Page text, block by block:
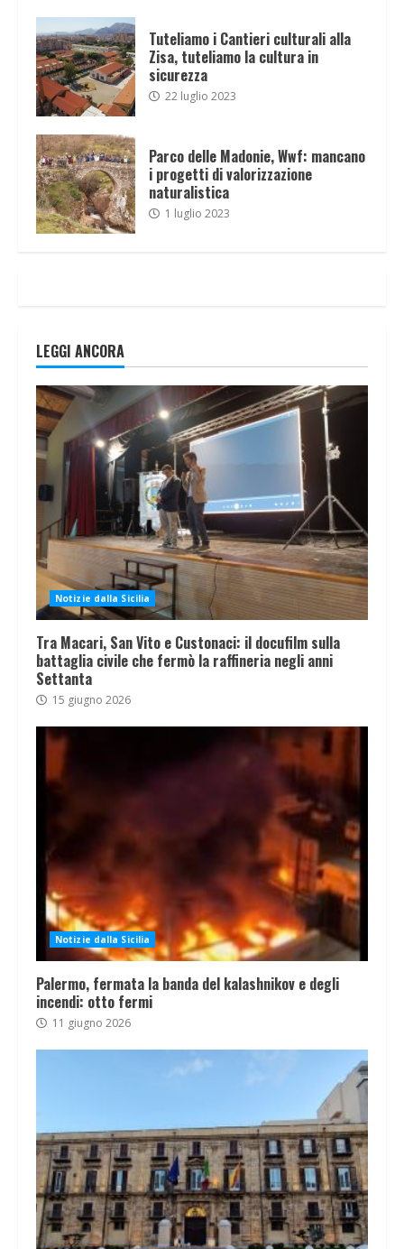
Tuteliamo i Cantieri culturali alla
Zisa, tuteliamo la cultura in
sicurezza
22 luglio 2023
Parco delle Madonie, Wwf: mancano
i progetti di valorizzazione
naturalistica
1 luglio 2023
LEGGI ANCORA
Notizie dalla Sicilia
Tra Macari, San Vito e Custonaci: il docufilm sulla
battaglia civile che fermò la raffineria negli anni
Settanta
15 giugno 2026
Notizie dalla Sicilia
Palermo, fermata la banda del kalashnikov e degli
incendi: otto fermi
11 giugno 2026